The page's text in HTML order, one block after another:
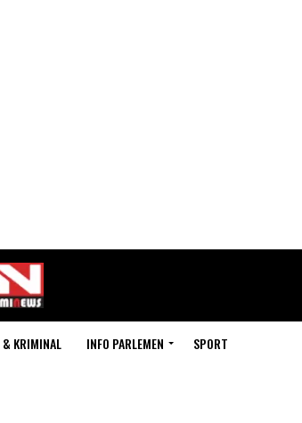
& KRIMINAL INFO PARLEMEN SPORT